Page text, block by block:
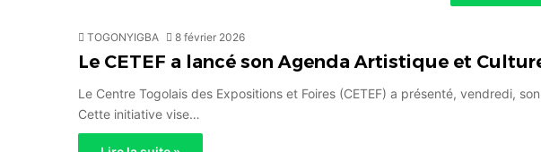
TOGONYIGBA 8 février 2026
Le CETEF a lancé son Agenda Artistique et
Le Centre Togolais des Expositions et Foires (CETEF) a présenté, vendredi,
Cette initiative vise…